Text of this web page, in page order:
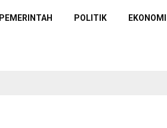
PEMERINTAH POLITIK EKONOMI